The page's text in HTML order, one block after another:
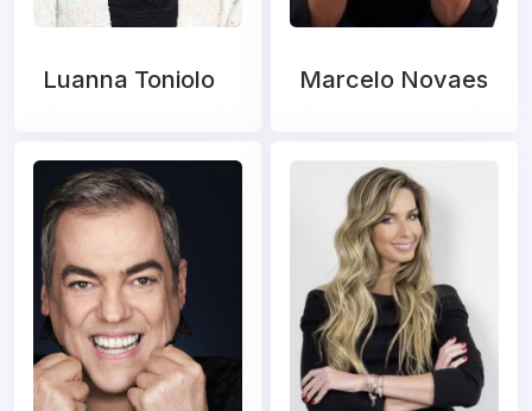
Luanna Toniolo Marcelo Novaes